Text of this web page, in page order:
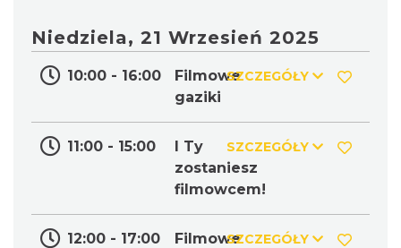
Niedziela, 21 Wrzesień 2025
10:00 - 16:00
Filmowe
gaziki
SZCZEGÓŁY
11:00 - 15:00
I Ty
zostaniesz
filmowcem!
SZCZEGÓŁY
12:00 - 17:00
FilmoweSZCZEGÓŁY